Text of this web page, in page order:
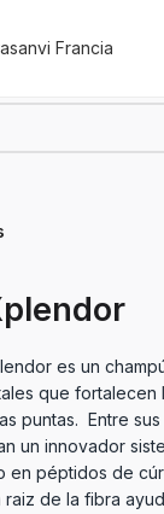
es un
que fortalecen
puntas. Entre
un innovador
en péptidos de
de la fibra